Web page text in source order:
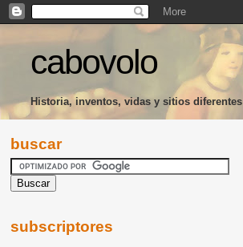
cabovolo
Historia, inventos, vidas y sitios diferentes
buscar
subscriptores